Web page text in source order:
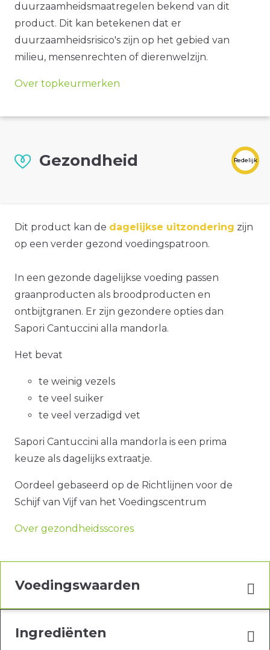
duurzaamheidsmaatregelen bekend van dit
product. Dit kan betekenen dat er
duurzaamheidsrisico's zijn op het gebied van
milieu, mensenrechten of dierenwelzijn.
Over topkeurmerken
Gezondheid Redelijk
Dit product kan de dagelijkse uitzondering zijn
op een verder gezond voedingspatroon.
In een gezonde dagelijkse voeding passen
graanproducten als broodproducten en
ontbijtgranen. Er zijn gezondere opties dan
Sapori Cantuccini alla mandorla.
Het bevat
te weinig vezels
te veel suiker
te veel verzadigd vet
Sapori Cantuccini alla mandorla is een prima
keuze als dagelijks extraatje.
Oordeel gebaseerd op de Richtlijnen voor de
Schijf van Vijf van het Voedingscentrum
Over gezondheidsscores
Voedingswaarden
Ingrediënten